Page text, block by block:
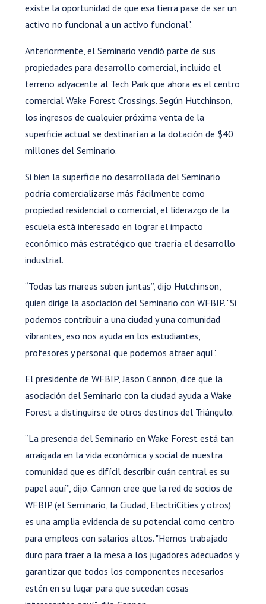
existe la oportunidad de que esa tierra pase de ser un
activo no funcional a un activo funcional".
Anteriormente, el Seminario vendió parte de sus
propiedades para desarrollo comercial, incluido el
terreno adyacente al Tech Park que ahora es el centro
comercial Wake Forest Crossings. Según Hutchinson,
los ingresos de cualquier próxima venta de la
superficie actual se destinarían a la dotación de $40
millones del Seminario.
Si bien la superficie no desarrollada del Seminario
podría comercializarse más fácilmente como
propiedad residencial o comercial, el liderazgo de la
escuela está interesado en lograr el impacto
económico más estratégico que traería el desarrollo
industrial.
“Todas las mareas suben juntas”, dijo Hutchinson,
quien dirige la asociación del Seminario con WFBIP. "Si
podemos contribuir a una ciudad y una comunidad
vibrantes, eso nos ayuda en los estudiantes,
profesores y personal que podemos atraer aquí".
El presidente de WFBIP, Jason Cannon, dice que la
asociación del Seminario con la ciudad ayuda a Wake
Forest a distinguirse de otros destinos del Triángulo.
“La presencia del Seminario en Wake Forest está tan
arraigada en la vida económica y social de nuestra
comunidad que es difícil describir cuán central es su
papel aquí”, dijo. Cannon cree que la red de socios de
WFBIP (el Seminario, la Ciudad, ElectriCities y otros)
es una amplia evidencia de su potencial como centro
para empleos con salarios altos. "Hemos trabajado
duro para traer a la mesa a los jugadores adecuados y
garantizar que todos los componentes necesarios
estén en su lugar para que sucedan cosas